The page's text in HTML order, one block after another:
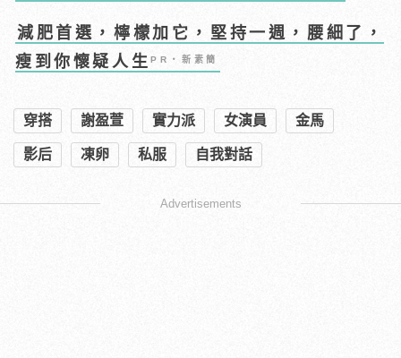
減肥首選，檸檬加它，堅持一週，腰細了，
瘦到你懷疑人生PR・新素簡
穿搭 謝盈萱 實力派 女演員 金馬
影后 凍卵 私服 自我對話
Advertisements